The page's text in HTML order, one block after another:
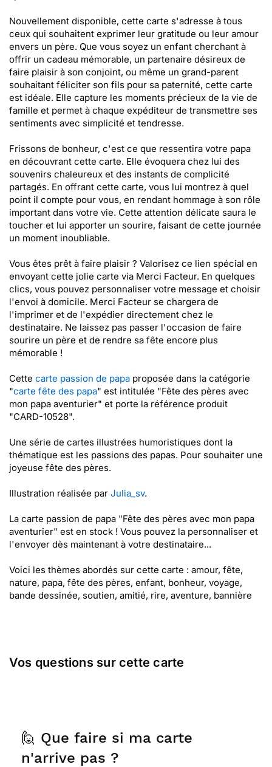
Nouvellement disponible, cette carte s'adresse à tous
ceux qui souhaitent exprimer leur gratitude ou leur amour
envers un père. Que vous soyez un enfant cherchant à
offrir un cadeau mémorable, un partenaire désireux de
faire plaisir à son conjoint, ou même un grand-parent
souhaitant féliciter son fils pour sa paternité, cette carte
est idéale. Elle capture les moments précieux de la vie de
famille et permet à chaque expéditeur de transmettre ses
sentiments avec simplicité et tendresse.
Frissons de bonheur, c'est ce que ressentira votre papa
en découvrant cette carte. Elle évoquera chez lui des
souvenirs chaleureux et des instants de complicité
partagés. En offrant cette carte, vous lui montrez à quel
point il compte pour vous, en rendant hommage à son rôle
important dans votre vie. Cette attention délicate saura le
toucher et lui apporter un sourire, faisant de cette journée
un moment inoubliable.
Vous êtes prêt à faire plaisir ? Valorisez ce lien spécial en
envoyant cette jolie carte via Merci Facteur. En quelques
clics, vous pouvez personnaliser votre message et choisir
l'envoi à domicile. Merci Facteur se chargera de
l'imprimer et de l'expédier directement chez le
destinataire. Ne laissez pas passer l'occasion de faire
sourire un père et de rendre sa fête encore plus
mémorable !
Cette carte passion de papa proposée dans la catégorie
"carte fête des papa" est intitulée "Fête des pères avec
mon papa aventurier" et porte la référence produit
"CARD-10528".
Une série de cartes illustrées humoristiques dont la
thématique est les passions des papas. Pour souhaiter une
joyeuse fête des pères.
Illustration réalisée par Julia_sv.
La carte passion de papa "Fête des pères avec mon papa
aventurier" est en stock ! Vous pouvez la personnaliser et
l'envoyer dès maintenant à votre destinataire...
Voici les thèmes abordés sur cette carte : amour, fête,
nature, papa, fête des pères, enfant, bonheur, voyage,
bande dessinée, soutien, amitié, rire, aventure, bannière
Vos questions sur cette carte
🙋 Que faire si ma carte
n'arrive pas ?